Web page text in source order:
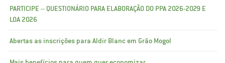
PARTICIPE – QUESTIONÁRIO PARA ELABORAÇÃO DO PPA 2026-2029 E
LOA 2026
Abertas as inscrições para Aldir Blanc em Grão Mogol